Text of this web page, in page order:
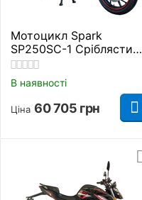
Мотоцикл Spark
SP250SC-1 Сріблястий
Дорожній
В наявності
Ціна 60 705 грн